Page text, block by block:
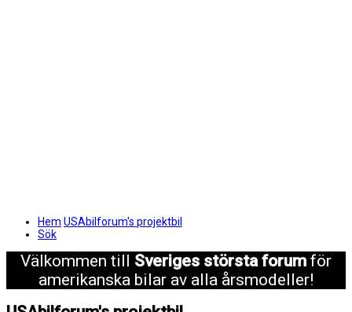
Hem USAbilforum's projektbil
Sök
Välkommen till Sveriges största forum för
amerikanska bilar av alla årsmodeller!